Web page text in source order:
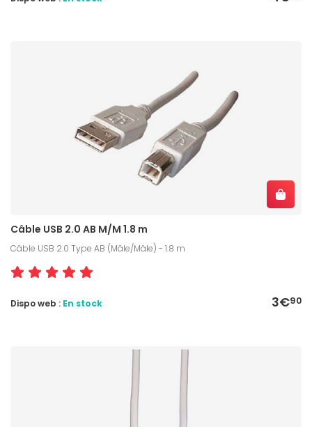
Câble USB 2.0 AB M/M 1.8 m
Câble USB 2.0 Type AB (Mâle/Mâle) - 1.8 m
3€90
Dispo web : En stock